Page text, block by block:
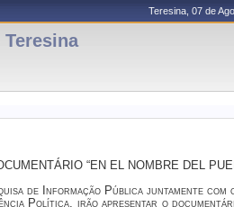
Teresina, 07 de
Teresina
“EN EL NOMBRE DEL
de Informação Pública juntamente com
Política, irão apresentar o